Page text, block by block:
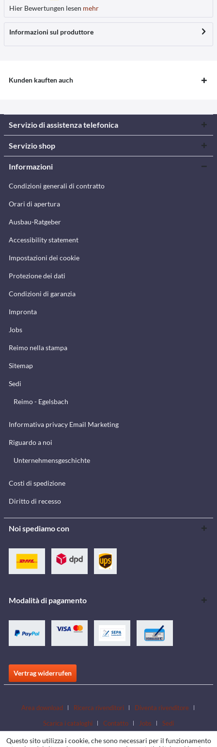
Hier Bewertungen lesen mehr
Informazioni sul produttore
Kunden kauften auch
Servizio di assistenza telefonica
Servizio shop
Informazioni
Condizioni generali di contratto
Orari di apertura
Ausbau-Ratgeber
Accessibility statement
Impostazioni dei cookie
Protezione dei dati
Condizioni di garanzia
Impronta
Jobs
Reimo nella stampa
Sitemap
Sedi
Reimo - Egelsbach
Informativa privacy Email Marketing
Riguardo a noi
Unternehmensgeschichte
Costi di spedizione
Diritto di recesso
Noi spediamo con
Modalità di pagamento
Vertrag widerrufen
Area download Ricerca rivenditori
Diventa rivenditore
Scarica i cataloghi
Contatto Jobs Sedi
Questo sito utilizza i cookie, che sono necessari per il funzionamento